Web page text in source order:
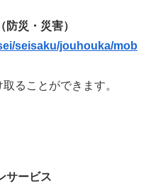
災・災害）
seisaku/jouhouka/mob
ることができます。
サービス